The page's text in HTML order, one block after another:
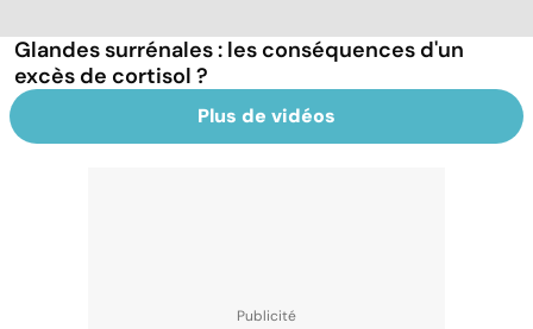
Glandes surrénales : les conséquences d'un
excès de cortisol ?
Plus de vidéos